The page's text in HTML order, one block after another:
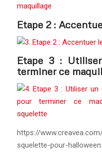
Etape 2 :
Etape 3 :
terminer ce
https://
squelette-pour-